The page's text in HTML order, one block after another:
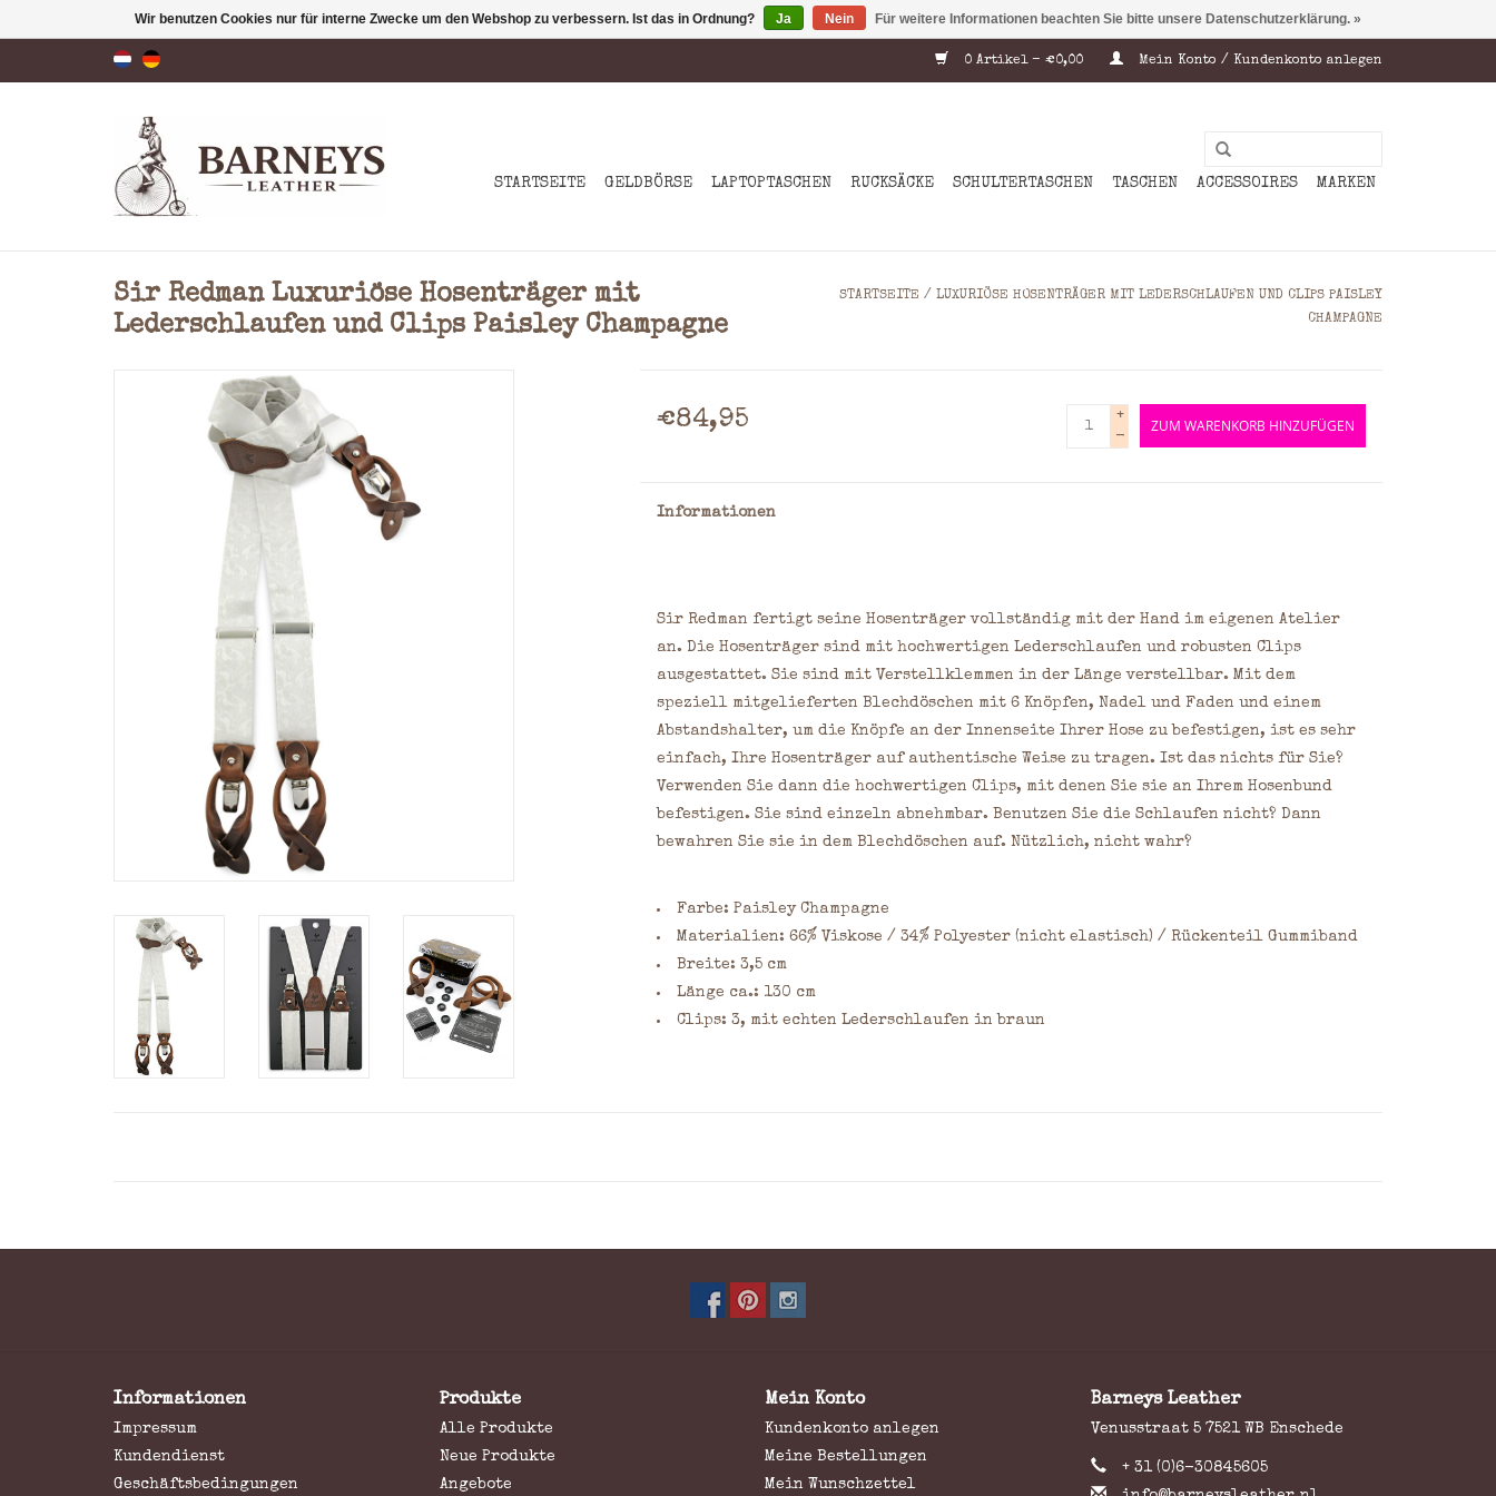
0 Artikel - €0,00 Mein Konto / Kundenkonto anlegen
STARTSEITE GELDBÖRSE LAPTOPTASCHEN RUCKSÄCKE SCHULTERTASCHEN TASCHEN ACCESSOIRES MARKEN
Sir Redman Luxuriöse Hosenträger mit
Lederschlaufen und Clips Paisley Champagne
STARTSEITE / LUXURIÖSE HOSENTRÄGER MIT LEDERSCHLAUFEN UND CLIPS PAISLEY
CHAMPAGNE
€84,95
+
-
ZUM WARENKORB HINZUFÜGEN
Informationen
Sir Redman fertigt seine Hosenträger vollständig mit der Hand im eigenen Atelier
an. Die Hosenträger sind mit hochwertigen Lederschlaufen und robusten Clips
ausgestattet. Sie sind mit Verstellklemmen in der Länge verstellbar. Mit dem
speziell mitgelieferten Blechdöschen mit 6 Knöpfen, Nadel und Faden und einem
Abstandshalter, um die Knöpfe an der Innenseite Ihrer Hose zu befestigen, ist es sehr
einfach, Ihre Hosenträger auf authentische Weise zu tragen. Ist das nichts für Sie?
Verwenden Sie dann die hochwertigen Clips, mit denen Sie sie an Ihrem Hosenbund
befestigen. Sie sind einzeln abnehmbar. Benutzen Sie die Schlaufen nicht? Dann
bewahren Sie sie in dem Blechdöschen auf. Nützlich, nicht wahr?
Farbe: Paisley Champagne
Materialien: 66% Viskose / 34% Polyester (nicht elastisch) / Rückenteil Gummiband
Breite: 3,5 cm
Länge ca.: 130 cm
Clips: 3, mit echten Lederschlaufen in braun
Informationen
Impressum
Kundendienst
Geschäftsbedingungen
Produkte
Alle Produkte
Neue Produkte
Angebote
Mein Konto
Kundenkonto anlegen
Meine Bestellungen
Mein Wunschzettel
Barneys Leather
Venusstraat 5 7521 WB Enschede
+ 31 (0)6-30845605
Wir benutzen Cookies nur für interne Zwecke um den Webshop zu verbessern. Ist das in Ordnung? Ja Nein Für weitere Informationen beachten Sie bitte unsere Datenschutzerklärung. »